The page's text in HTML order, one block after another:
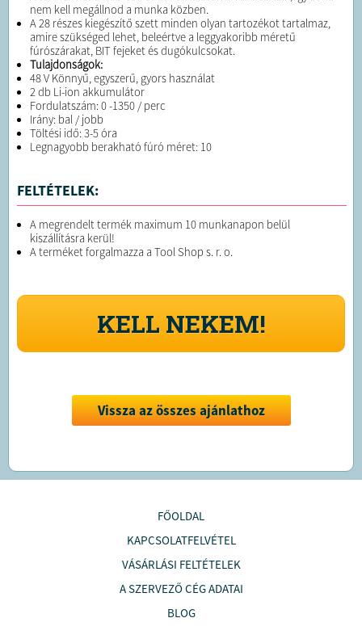
nem kell megállnod a munka közben.
A 28 részes kiegészítő szett minden olyan tartozékot tartalmaz,
amire szükséged lehet, beleértve a leggyakoribb méretű
fúrószárakat, BIT fejeket és dugókulcsokat.
Tulajdonságok:
48 V Könnyű, egyszerű, gyors használat
2 db Li-ion akkumulátor
Fordulatszám: 0 -1350 / perc
Irány: bal / jobb
Töltési idő: 3-5 óra
Legnagyobb berakható fúró méret: 10
FELTÉTELEK:
A megrendelt termék maximum 10 munkanapon belül
kiszállításra kerül!
A terméket forgalmazza a Tool Shop s. r. o.
KELL NEKEM!
Vissza az összes ajánlathoz
FŐOLDAL
KAPCSOLATFELVÉTEL
VÁSÁRLÁSI FELTÉTELEK
A SZERVEZŐ CÉG ADATAI
BLOG